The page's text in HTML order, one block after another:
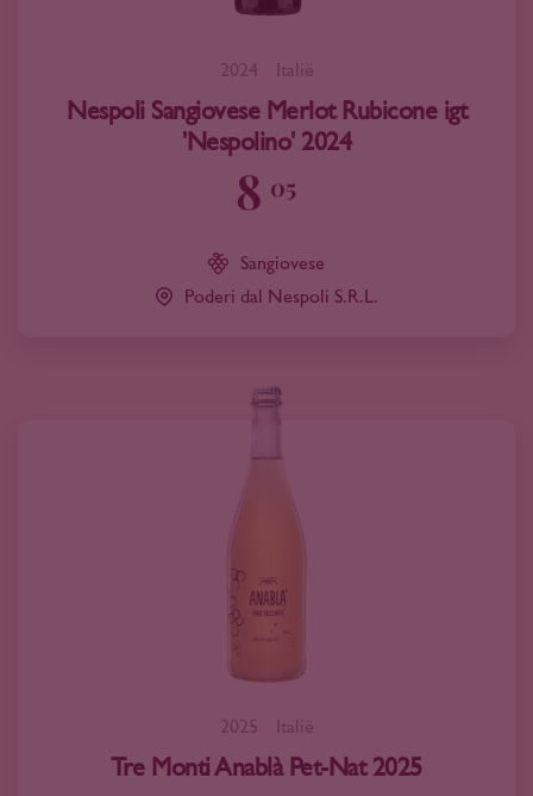
2024 Italië
Nespoli Sangiovese Merlot Rubicone igt
'Nespolino' 2024
8 05
Sangiovese
Poderi dal Nespoli S.R.L.
2025 Italië
Tre Monti Anablà Pet-Nat 2025